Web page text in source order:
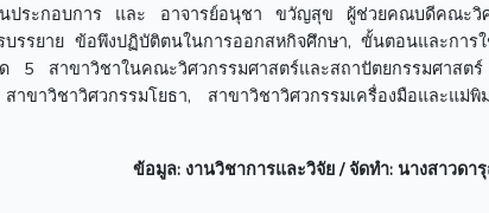
นประกอบการ และ อาจารย์อนุชา ขวัญสุข ผู้ช่วยคณบดีคณะวิศ
รรยาย ข้อพึงปฏิบัติตนในการออกสหกิจศึกษา, ขั้นตอนและการ
ด 5 สาขาวิชาในคณะวิศวกรรมศาสตร์และสถาปัตยกรรมศาส
าขาวิชาวิศวกรรมโยธา, สาขาวิชาวิศวกรรมเครื่องมือและแม่
ข้อมูล: งานวิชาการและวิจัย / จัดทำ: นางสาวดา